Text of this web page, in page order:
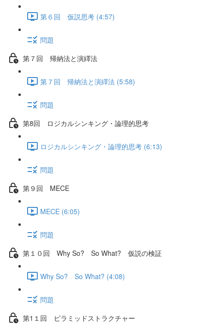
第６回 仮説思考 (4:57)
問題
第７回 帰納法と演繹法
第７回 帰納法と演繹法 (5:58)
問題
第8回 ロジカルシンキング・論理的思考
ロジカルシンキング・論理的思考 (6:13)
問題
第９回 MECE
MECE (6:05)
問題
第１０回 Why So? So What? 仮説の検証
Why So? So What? (4:08)
問題
第1１回 ピラミッドストラクチャー